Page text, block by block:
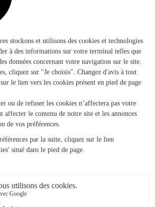
des fleurs ou une plante à
Broussy-le-Grand
souhaiter une belle fête à mon Papa. La
de livraison